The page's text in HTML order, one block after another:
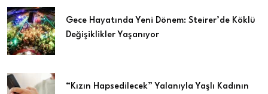
Gece Hayatında Yeni Dönem: Steirer’de Köklü
Değişiklikler Yaşanıyor
“Kızın Hapsedilecek” Yalanıyla Yaşlı Kadının